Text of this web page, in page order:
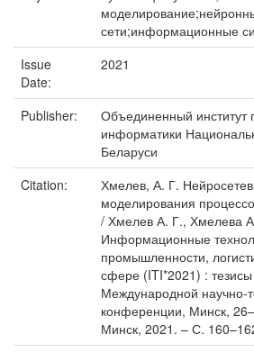
сети;информационные
Issue
Date:
2021
Publisher:
Объединенный институт
информатики
Беларуси
Citation:
Хмелев, А. Г.
моделирования
/ Хмелев А. Г., Хмелева
Информационные
промышленности,
сфере (ITI*2021) :
Международной научно-
конференции, Минск,
Минск, 2021. – С.